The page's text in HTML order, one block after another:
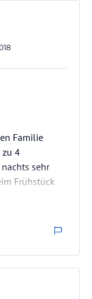
Familie
4
sehr
Frühstück